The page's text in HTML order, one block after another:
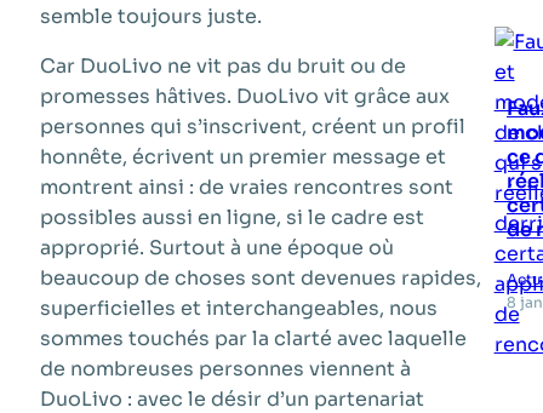
semble toujours juste.
Car DuoLivo ne vit pas du bruit ou de
promesses hâtives. DuoLivo vit grâce aux
personnes qui s’inscrivent, créent un profil
honnête, écrivent un premier message et
montrent ainsi : de vraies rencontres sont
possibles aussi en ligne, si le cadre est
approprié. Surtout à une époque où
beaucoup de choses sont devenues rapides,
superficielles et interchangeables, nous
sommes touchés par la clarté avec laquelle
de nombreuses personnes viennent à
DuoLivo : avec le désir d’un partenariat
ce
de
8